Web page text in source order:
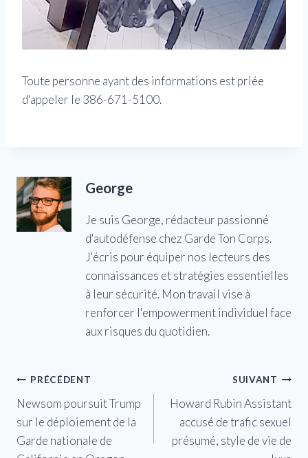
Toute personne ayant des informations est priée
d'appeler le 386-671-5100.
George
Je suis George, rédacteur passionné
d'autodéfense chez Garde Ton Corps.
J'écris pour équiper nos lecteurs des
connaissances et stratégies essentielles
à leur sécurité. Mon travail vise à
renforcer l'empowerment individuel face
aux risques du quotidien.
Navigation
de
l’article
PRÉCÉDENT
Newsom poursuit Trump
sur le déploiement de la
Garde nationale de
SUIVANT
Howard Rubin Assistant
accusé de trafic sexuel
présumé, style de vie de